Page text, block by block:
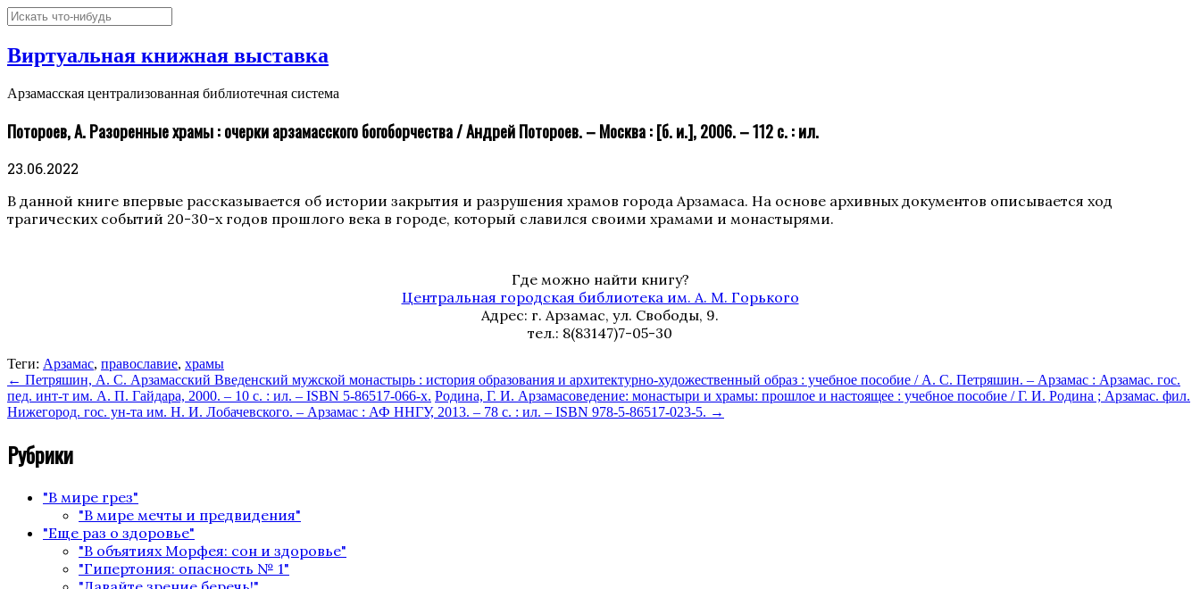
Виртуальная книжная выставка
Арзамасская централизованная библиотечная система
Потороев, А. Разоренные храмы : очерки арзамасского богоборчества / Андрей Потороев. – Москва : [б. и.], 2006. – 112 с. : ил.
23.06.2022
В данной книге впервые рассказывается об истории закрытия и разрушения храмов города Арзамаса. На основе архивных документов описывается ход
трагических событий 20-30-х годов прошлого века в городе, который славился своими храмами и монастырями.
Где можно найти книгу?
Центральная городская библиотека им. А. М. Горького
Адрес: г. Арзамас, ул. Свободы, 9.
тел.: 8(83147)7-05-30
Теги: Арзамас, православие, храмы
← Петряшин, А. С. Арзамасский Введенский мужской монастырь : история образования и архитектурно-художественный образ : учебное пособие / А. С. Петряшин. – Арзамас : Арзамас. гос.
пед. инт-т им. А. П. Гайдара, 2000. – 10 с. : ил. – ISBN 5-86517-066-х. Родина, Г. И. Арзамасоведение: монастыри и храмы: прошлое и настоящее : учебное пособие / Г. И. Родина ; Арзамас. фил.
Нижегород. гос. ун-та им. Н. И. Лобачевского. – Арзамас : АФ ННГУ, 2013. – 78 с. : ил. – ISBN 978-5-86517-023-5. →
Рубрики
"В мире грез"
"В мире мечты и предвидения"
"Еще раз о здоровье"
"В объятиях Морфея: сон и здоровье"
"Гипертония: опасность № 1"